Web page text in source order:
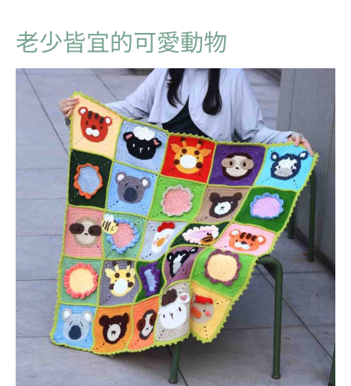
老少皆宜的可愛動物